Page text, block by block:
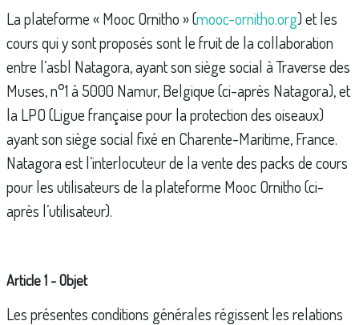
La plateforme « Mooc Ornitho » (mooc-ornitho.org) et les
cours qui y sont proposés sont le fruit de la collaboration
entre l’asbl Natagora, ayant son siège social à Traverse des
Muses, n°1 à 5000 Namur, Belgique (ci-après Natagora), et
la LPO (Ligue française pour la protection des oiseaux)
ayant son siège social fixé en Charente-Maritime, France.
Natagora est l’interlocuteur de la vente des packs de cours
pour les utilisateurs de la plateforme Mooc Ornitho (ci-
après l’utilisateur).
Article 1 - Objet
Les présentes conditions générales régissent les relations